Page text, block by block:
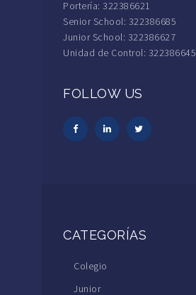
Portería: 322386621
Senior School: 322386685
Junior School: 322386627
Unidad de Control: 322386645
FOLLOW US
CATEGORÍAS
Colegio
Junior